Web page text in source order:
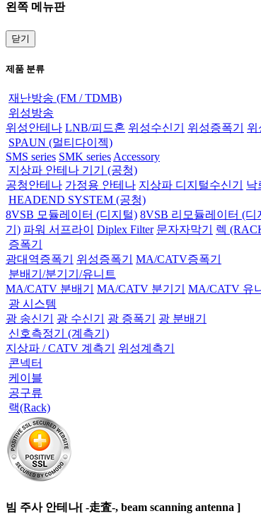
왼쪽 메뉴판
닫기
제품 분류
재난방송 (FM / TDMB)
위성방송
위성안테나 LNB/피드혼 위성수신기 위성증폭기 위
SPAUN (멀티다이젝)
SMS series SMK series Accessory
지상파 안테나 기기 (공청)
공청안테나 가정용 안테나 지상파 디지털수신기 낙
HEADEND SYSTEM (공청)
8VSB 모듈레이터 (디지털) 8VSB 리모듈레이터 (디
기) 파워 서프라이 Diplex Filter 문자자막기 렉
증폭기
광대역증폭기
위성증폭기
MA/CATV증폭기
분배기/분기기/유니트
MA/CATV 분배기
MA/CATV 분기기 MA/CATV 유
광 시스템
광 송신기
광 수신기 광 증폭기
광 분배기
신호측정기 (계측기)
지상파 / CATV 계측기
위성계측기
콘넥터
케이블
공구류
랙(Rack)
빔 주사 안테나[ -走査-, beam scanning antenna ]